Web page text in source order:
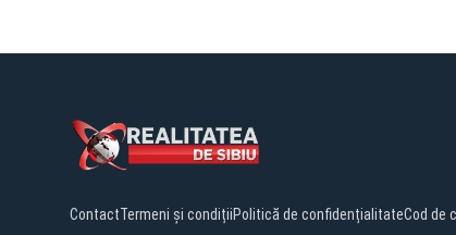
ContactTermeni și condițiiPolitică de confidențialitateCod de